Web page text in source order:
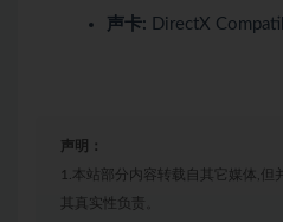
声卡: DirectX
声明：
1.本站部分内容转载自其它媒体,但
其真实性负责。